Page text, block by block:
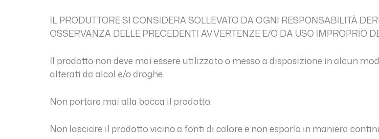
IL PRODUTTORE SI CONSIDERA SOLLEVATO DA OGNI RESPONSABILITÀ
OSSERVANZA DELLE PRECEDENTI AVVERTENZE E/O DA USO IMPROPRIO
Il prodotto non deve mai essere utilizzato o messo a disposizione in alcun
alterati da alcol e/o droghe.
Non portare mai alla bocca il prodotto.
Non lasciare il prodotto vicino a fonti di calore e non esporlo in maniera